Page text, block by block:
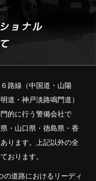
路線（中国道・山陽
道・神戸淡路鳴門道）
的に行う警備会社で
・山口県・徳島県・香
ります。上記以外の全
おります。
の道路におけるリーディ